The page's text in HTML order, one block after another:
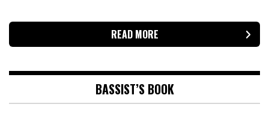
READ MORE
BASSIST’S BOOK